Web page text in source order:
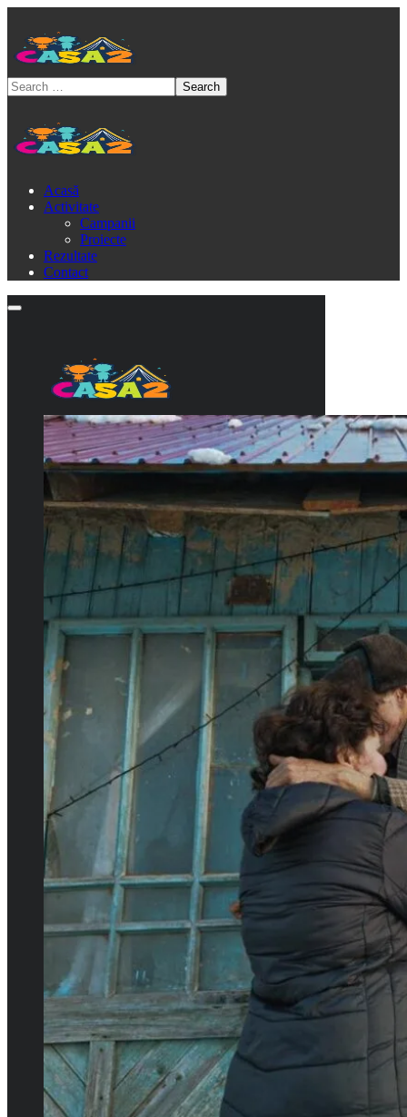
Acasă
Activitate
Campanii
Proiecte
Rezultate
Contact